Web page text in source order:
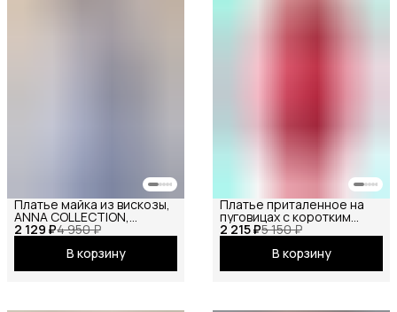
2 129 ₽4 950 ₽
Платье майка из вискозы,
ANNA COLLECTION,
сарафан офисный, на
вечернее праздничное
В корзину
2 215 ₽5 150 ₽
Платье приталенное на
пуговицах с коротким
рукавом
В корзину